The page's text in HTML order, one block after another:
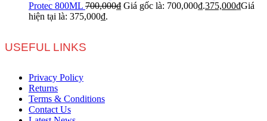
Protec 800ML 700,000₫ Giá gốc là: 700,000₫.375,000₫Giá
hiện tại là: 375,000₫.
USEFUL LINKS
Privacy Policy
Returns
Terms & Conditions
Contact Us